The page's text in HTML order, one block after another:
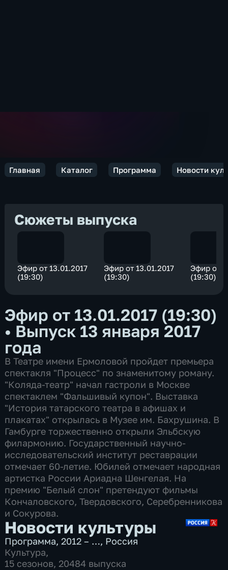
Главная Каталог Программа Новости
Сюжеты выпуска
Эфир от 13.01.2017
(19:30)
Эфир от 13.01.2017
(19:30)
Эфир от
(19:30)
Эфир от 13.01.2017 (19:30)
• Выпуск 13 января 2017
года
В Театре имени Ермоловой пройдет премьера
спектакля "Процесс" по знаменитому роману.
"Коляда-театр" начал гастроли в Москве
спектаклем "Фальшивый купон". Выставка
"История татарского театра в афишах и
плакатах" открылась в Музее им. Бахрушина. В
Гамбурге торжественно открыли Эльбскую
филармонию. Государственный научно-
исследовательский институт реставрации
отмечает 60-летие. Юбилей отмечает народная
артистка России Ариадна Шенгелая. На
премию "Белый слон" претендуют фильмы
Кончаловского, Твердовского, Серебренникова
и Сокурова.
Новости культуры
Программа,2012 – …, Россия
Культура,
15 сезонов, 20484 выпуска